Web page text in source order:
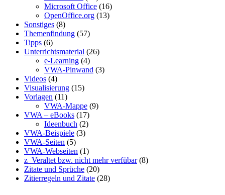
Microsoft Office (16)
OpenOffice.org (13)
Sonstiges (8)
Themenfindung (57)
Tipps (6)
Unterrichtsmaterial (26)
e-Learning (4)
VWA-Pinwand (3)
Videos (4)
Visualisierung (15)
Vorlagen (11)
VWA-Mappe (9)
VWA – eBooks (17)
Ideenbuch (2)
VWA-Beispiele (3)
VWA-Seiten (5)
VWA-Webseiten (1)
z_Veraltet bzw. nicht mehr verfübar(8)
Zitate und Sprüche (20)
Zitierregeln und Zitate (28)